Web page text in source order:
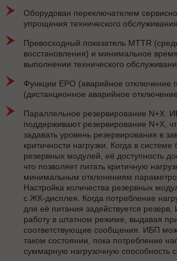
Оборудован переключателем
упрощения технического обслуживания
Превосходный показатель MTTR
восстановления) и минимальное
выполнении технического
Функции EPO (аварийное отключение
(дистанционное аварийное
Параллельное резервирование
поддерживают резервирование N+X,
задавать уровень резервирования в
критичности нагрузки. Когда в
резервных модулей, её доступность
что позволяет питать критичную
минимальным отклонениям
Настройка количества резервных
с ЖК-дисплея. Когда потребление
для её питания задействуется
работу в штатном режиме, выдавая
соответствующие сообщения. ИБП
таком состоянии, пока потребление
суммарную нагрузочную способность